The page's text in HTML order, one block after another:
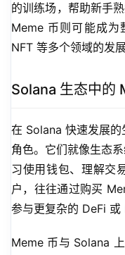
的训练场，帮助新手
Meme 币则可能成为
NFT 等多个领域的发展
Solana 生态中的
在 Solana 快速发展
角色。它们就像生态
习使用钱包、理解交
户，往往通过购买
参与更复杂的 DeFi 或
Meme 币与 Solana